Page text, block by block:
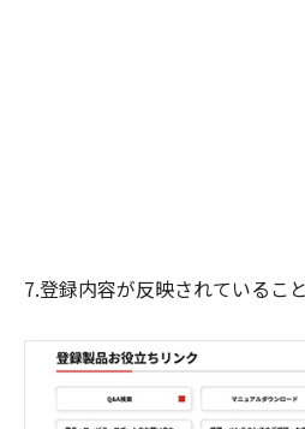
7.登録内容が反映されているこ